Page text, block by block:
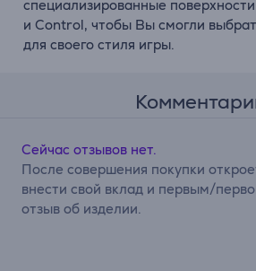
специализированные
и Control, чтобы Вы смогли
для своего стиля игры.
Сейчас отзывов нет.
После совершения покупки
внести свой вклад и первым/
отзыв об изделии.